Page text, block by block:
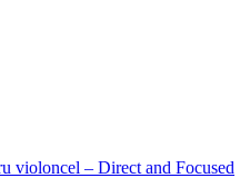
violoncel – Direct and Focused